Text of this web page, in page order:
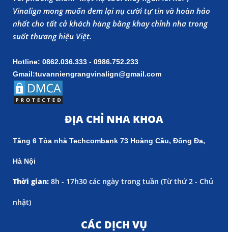
Vinalign mong muốn đem lại nụ cười tự tin và hoàn hảo
nhất cho tất cả khách hàng bằng khay chỉnh nha trong
suốt thương hiệu Việt.
Hotline: 0862.036.333 - 0986.752.233
Gmail:tuvanniengrangvinalign@gmail.com
ĐỊA CHỈ NHA KHOA
Tầng 6 Tòa nhà Techcombank 73 Hoàng Cầu, Đống Đa,
Hà Nội
Thời gian: 8h - 17h30 các ngày trong tuần (Từ thứ 2 - Chủ
nhật)
CÁC DỊCH VỤ